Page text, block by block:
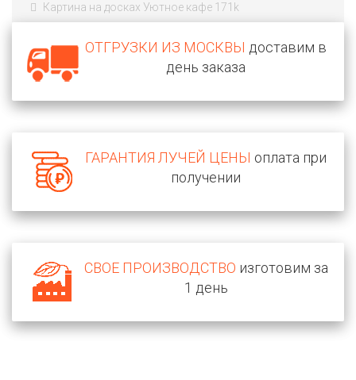
Картина на досках Уютное кафе 171k
ОТГРУЗКИ ИЗ МОСКВЫ доставим в
день заказа
ГАРАНТИЯ ЛУЧЕЙ ЦЕНЫ оплата при
получении
СВОЕ ПРОИЗВОДСТВО изготовим за
1 день